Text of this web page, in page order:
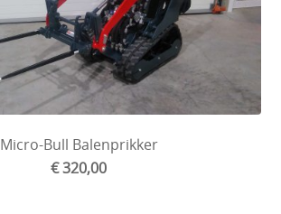
Micro-Bull Balenprikker
€ 320,00